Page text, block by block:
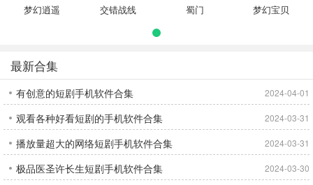
梦幻逍遥 交错战线 蜀门 梦幻宝贝
最新合集
有创意的短剧手机软件合集 2024-04-01
观看各种好看短剧的手机软件合集 2024-03-31
播放量超大的网络短剧手机软件合集 2024-03-31
极品医圣许长生短剧手机软件合集 2024-03-30